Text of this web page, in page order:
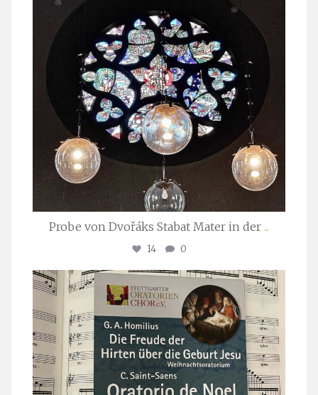
Probe von Dvořáks Stabat Mater in der ...
14 0
stuttgarter_oratorienchor
Nov. 29